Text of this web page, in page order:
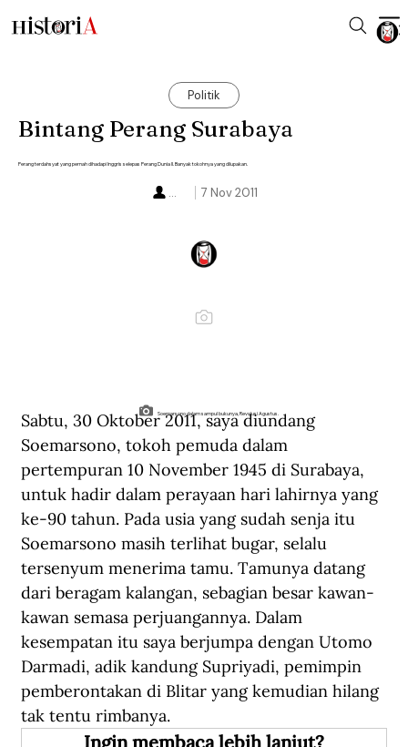
Politik
Bintang Perang Surabaya
Perang terdahsyat yang pernah dihadapi Inggris selepas Perang Dunia II. Banyak tokohnya yang dilupakan.
7 Nov 2011
...
Soemarsono dalam sampul bukunya, Revolusi Agustus.
Sabtu, 30 Oktober 2011, saya diundang
Soemarsono, tokoh pemuda dalam
pertempuran 10 November 1945 di Surabaya,
untuk hadir dalam perayaan hari lahirnya yang
ke-90 tahun. Pada usia yang sudah senja itu
Soemarsono masih terlihat bugar, selalu
tersenyum menerima tamu. Tamunya datang
dari beragam kalangan, sebagian besar kawan-
kawan semasa perjuangannya. Dalam
kesempatan itu saya berjumpa dengan Utomo
Darmadi, adik kandung Supriyadi, pemimpin
pemberontakan di Blitar yang kemudian hilang
tak tentu rimbanya.
Ingin membaca lebih lanjut?